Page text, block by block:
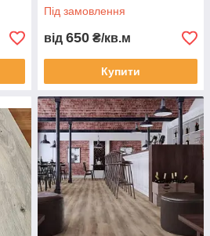
Під замовлення
від 650 ₴/кв.м
Купити